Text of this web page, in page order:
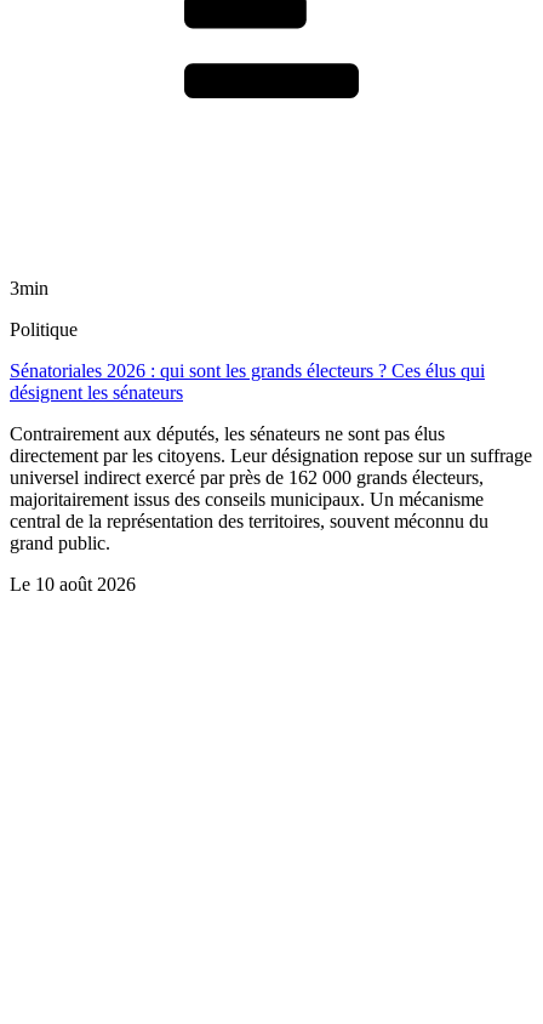
3min
Politique
Sénatoriales 2026 : qui sont les grands électeurs ? Ces élus qui
désignent les sénateurs
Contrairement aux députés, les sénateurs ne sont pas élus
directement par les citoyens. Leur désignation repose sur un suffrage
universel indirect exercé par près de 162 000 grands électeurs,
majoritairement issus des conseils municipaux. Un mécanisme
central de la représentation des territoires, souvent méconnu du
grand public.
Le 10 août 2026